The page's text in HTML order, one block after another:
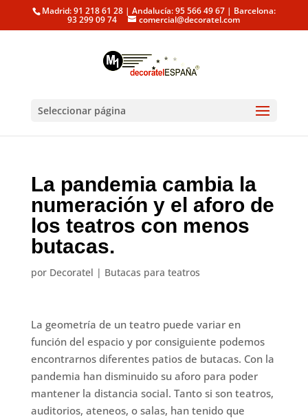
Madrid: 91 218 61 28 | Andalucía: 95 566 49 67 | Barcelona:
93 299 09 74 comercial@decoratel.com
Seleccionar página
La pandemia cambia la
numeración y el aforo de
los teatros con menos
butacas.
por Decoratel | Butacas para teatros
La geometría de un teatro puede variar en
función del espacio y por consiguiente podemos
encontrarnos diferentes patios de butacas. Con la
pandemia han disminuido su aforo para poder
mantener la distancia social. Tanto si son teatros,
auditorios, ateneos, o salas, han tenido que